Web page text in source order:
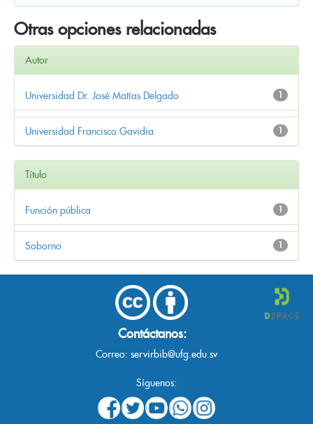
Otras opciones relacionadas
Autor
1
Universidad Dr. José Matías Delgado
1
Universidad Francisco Gavidia
Título
1
Función pública
1
Soborno
Contáctanos:
Correo: servirbib@ufg.edu.sv
Síguenos: